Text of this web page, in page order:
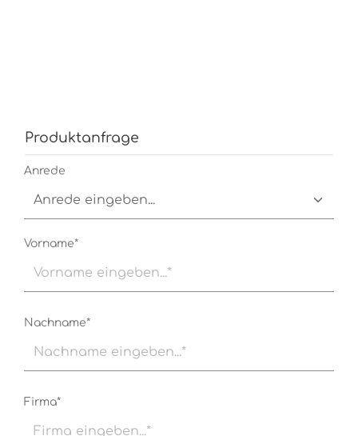
Produktanfrage
Anrede
Vorname*
Nachname*
Firma*